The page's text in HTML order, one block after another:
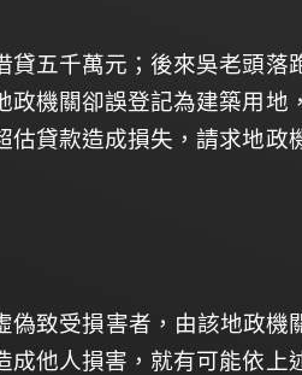
貸五千萬元；後來吳老頭落
機關卻誤登記為建築用地
估貸款造成損失，請求地政
偽致受損害者，由該地政機
成他人損害，就有可能依上